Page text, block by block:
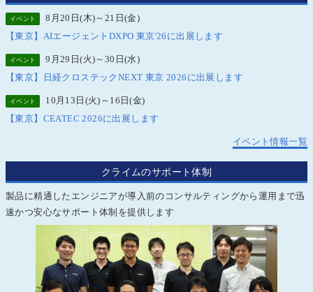
イベント
8月20日(木)～21日(金)
【東京】AIエージェントDXPO 東京'26に出展します
イベント
9月29日(火)～30日(水)
【東京】日経クロステックNEXT 東京 2026に出展します
イベント
10月13日(火)～16日(金)
【東京】CEATEC 2026に出展します
イベント情報一覧
クライムのサポート体制
製品に精通したエンジニアが導入前のコンサルティングから運用まで迅
速かつ安心なサポート体制を提供します